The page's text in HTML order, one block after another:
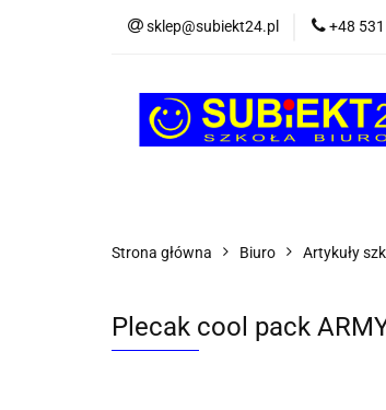
sklep@subiekt24.pl +48
Strona główna Biuro Artykuły
Plecak cool pack